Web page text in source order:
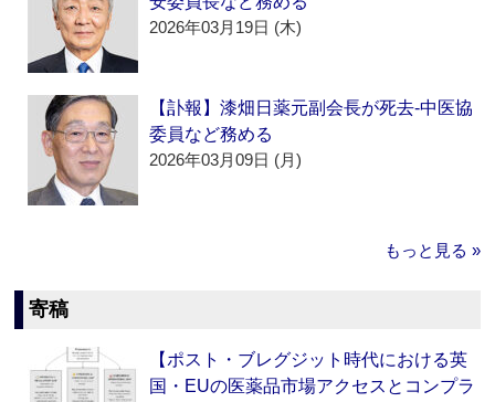
2026年03月19日 (木)
【訃報】漆畑日薬元副会長が死去‐中医協
委員など務める
2026年03月09日 (月)
もっと見る »
寄稿
【ポスト・ブレグジット時代における英
国・EUの医薬品市場アクセスとコンプラ